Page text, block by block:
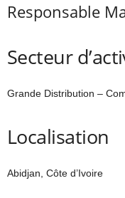
Responsable
Secteur
Grande Distribution –
Localisation
Abidjan, Côte d’Ivoire